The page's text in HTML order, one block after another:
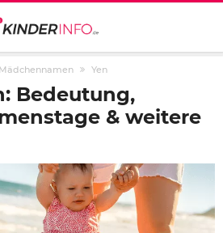
Mädchennamen Yen
Bedeutung,
& weitere